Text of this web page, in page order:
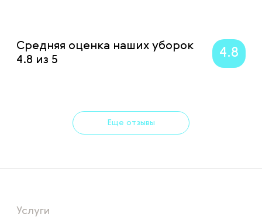
Средняя оценка наших уборок
4.8 из 5
4.8
Еще отзывы
Услуги